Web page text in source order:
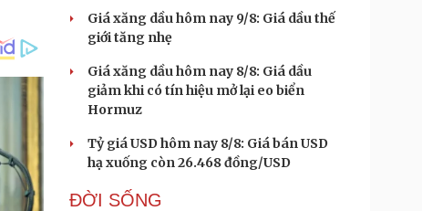
Giá xăng dầu hôm nay 9/8: Giá dầu thế
giới tăng nhẹ
Giá xăng dầu hôm nay 8/8: Giá dầu
giảm khi có tín hiệu mở lại eo biển
Hormuz
Tỷ giá USD hôm nay 8/8: Giá bán USD
hạ xuống còn 26.468 đồng/USD
ĐỜI SỐNG